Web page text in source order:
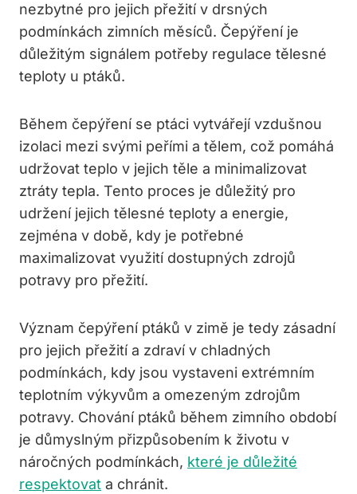
nezbytné pro jejich přežití v drsných
podmínkách zimních měsíců. Čepýření je
důležitým signálem potřeby regulace tělesné
teploty u ptáků.
Během čepýření se ptáci vytvářejí vzdušnou
izolaci mezi svými peřími a tělem, což pomáhá
udržovat teplo v jejich těle a minimalizovat
ztráty tepla. Tento proces je důležitý pro
udržení jejich tělesné teploty a energie,
zejména v době, kdy je potřebné
maximalizovat využití dostupných zdrojů
potravy pro přežití.
Význam čepýření ptáků v zimě je tedy zásadní
pro jejich přežití a zdraví v chladných
podmínkách, kdy jsou vystaveni extrémním
teplotním výkyvům a omezeným zdrojům
potravy. Chování ptáků během zimního období
je důmyslným přizpůsobením k životu v
náročných podmínkách, které je důležité
respektovat a chránit.